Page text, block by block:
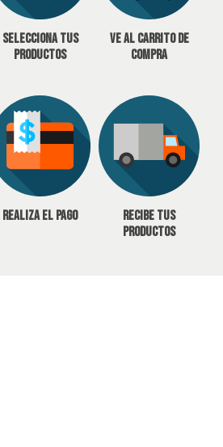
Selecciona tus
productos
Ve al carrito de
compra
Realiza el pago
Recibe tus
productos